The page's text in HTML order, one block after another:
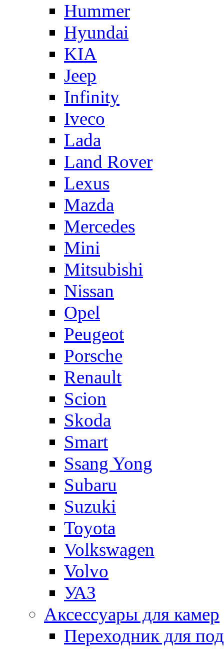
Hummer
Hyundai
KIA
Jeep
Infinity
Iveco
Lada
Land Rover
Lexus
Mazda
Mercedes
Mini
Mitsubishi
Nissan
Opel
Peugeot
Porsche
Renault
Scion
Skoda
Smart
Ssang Yong
Subaru
Suzuki
Toyota
Volkswagen
Volvo
УАЗ
Аксессуары для камер
Переходник для